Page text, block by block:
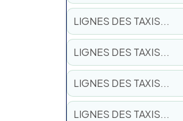
LIGNES DES TAXIS...
LIGNES DES TAXIS...
LIGNES DES TAXIS...
LIGNES DES TAXIS...